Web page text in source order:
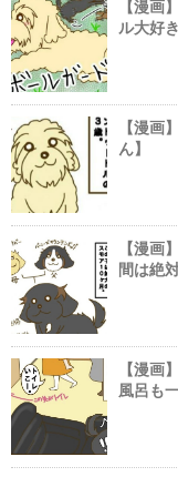
【漫画
ル大好
【漫画
ん】
【漫画
間は絶
【漫画
風呂も